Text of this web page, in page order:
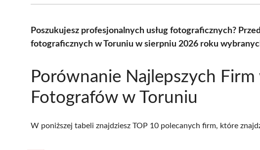
Poszukujesz profesjonalnych usług fotograficznych?
fotograficznych w Toruniu w sierpniu 2026 roku
Porównanie Najlepszych Firm
Fotografów w Toruniu
W poniższej tabeli znajdziesz TOP 10 polecanych firm, które